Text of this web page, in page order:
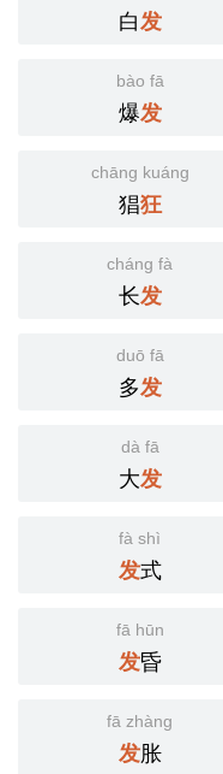
白发
bào fā
爆发
chāng kuáng
猖狂
cháng fà
长发
duō fā
多发
dà fā
大发
fà shì
发式
fā hūn
发昏
fā zhàng
发胀